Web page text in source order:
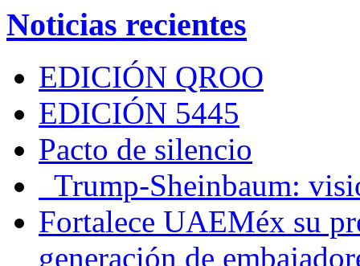
Noticias recientes
EDICIÓN QROO
EDICIÓN 5445
Pacto de silencio
Trump-Sheinbaum:
Fortalece UAEMéx su
generación de